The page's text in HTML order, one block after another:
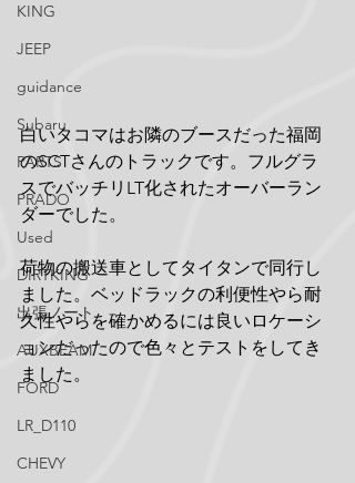
KING
JEEP
guidance
Subaru
PARTS
PRADO
Used
DIRTKING
出張ノート
AUXBEAM
FORD
LR_D110
CHEVY
白いタコマはお隣のブースだった福岡
のSCTさんのトラックです。フルグラ
スでバッチリLT化されたオーバーラン
ダーでした。
荷物の搬送車としてタイタンで同行し
ました。ベッドラックの利便性やら耐
久性やらを確かめるには良いロケーシ
ョンだったので色々とテストをしてき
ました。